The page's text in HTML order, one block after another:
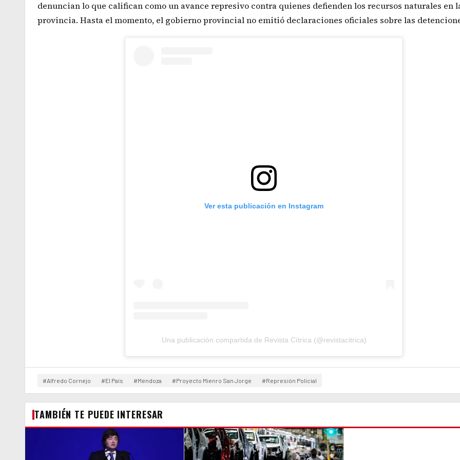
denuncian lo que califican como un avance represivo contra quienes defienden los recursos naturales en
provincia. Hasta el momento, el gobierno provincial no emitió declaraciones oficiales sobre las
Ver esta publicación en Instagram
Una publicación compartida de Revista Cítrica (@revistacitrica)
#Alfredo Cornejo #El País #Mendoza #Proyecto Mienro San Jorge #Represión Policial
TAMBIÉN TE PUEDE INTERESAR